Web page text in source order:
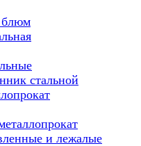
блюм
стальной
и лежалые